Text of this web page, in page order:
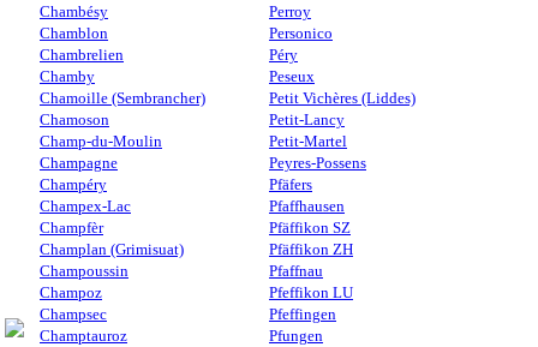
Chambésy
Chamblon
Chambrelien
Chamby
Chamoille (Sembrancher)
Chamoson
Champ-du-Moulin
Champagne
Champéry
Champex-Lac
Champfèr
Champlan (Grimisuat)
Champoussin
Champoz
Champsec
Champtauroz
Perroy
Personico
Péry
Peseux
Petit Vichères (Liddes)
Petit-Lancy
Petit-Martel
Peyres-Possens
Pfäfers
Pfaffhausen
Pfäffikon SZ
Pfäffikon ZH
Pfaffnau
Pfeffikon LU
Pfeffingen
Pfungen